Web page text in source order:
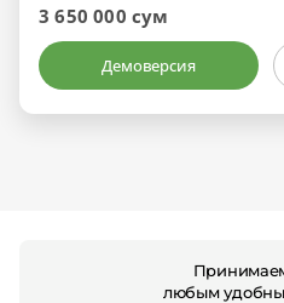
3 650 000 сум
Демоверсия
любым